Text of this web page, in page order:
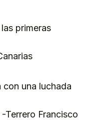
primeras
con una luchada
Terrero Francisco